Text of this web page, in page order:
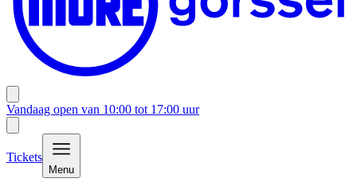
Vandaag open van 10:00 tot 17:00 uur
Tickets
Menu